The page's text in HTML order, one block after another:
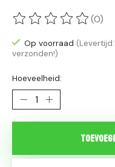
De beoordeling van
(0)
Op voorraad
verzonden!)
Hoeveelheid: